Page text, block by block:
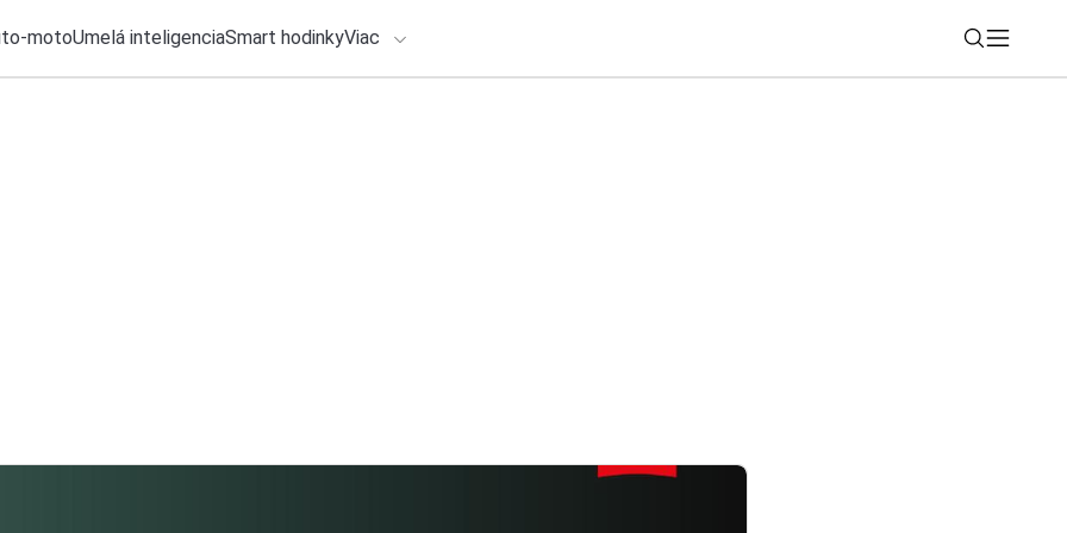
motoUmelá inteligenciaSmart hodinkyViac